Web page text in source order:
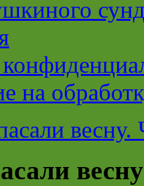
на
весну.
весну